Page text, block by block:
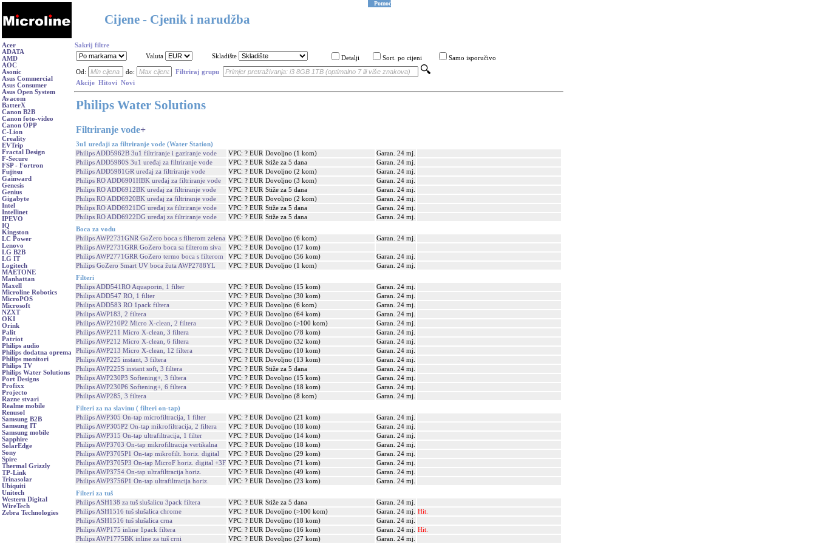
Cijene - Cjenik i narudžba
Pomoć
Acer
ADATA
AMD
AOC
Asonic
Asus Commercial
Asus Consumer
Asus Open System
Avacom
BatterX
Canon B2B
Canon foto-video
Canon OPP
C-Lion
Creality
EVTrip
Fractal Design
F-Secure
FSP - Fortron
Fujitsu
Gainward
Genesis
Genius
Gigabyte
Intel
Intellinet
IPEVO
IQ
Kingston
LC Power
Lenovo
LG B2B
LG IT
Logitech
MAETONE
Manhattan
Maxell
Microline Robotics
MicroPOS
Microsoft
NZXT
OKI
Orink
Palit
Patriot
Philips audio
Philips dodatna oprema
Philips monitori
Philips TV
Philips Water Solutions
Port Designs
Profixx
Projecto
Razne stvari
Realme mobile
Renusol
Samsung B2B
Samsung IT
Samsung mobile
Sapphire
SolarEdge
Sony
Spire
Thermal Grizzly
TP-Link
Trinasolar
Ubiquiti
Unitech
Western Digital
WireTech
Zebra Technologies
Sakrij filtre
Valuta
Skladište Detalji Sort. po cijeni Samo isporučivo
Od: do:
Filtriraj grupu
Akcije Hitovi Novi
Philips Water Solutions
Filtriranje vode+
3u1 uređaji za filtriranje vode (Water Station)
Philips ADD5962B 3u1 filtriranje i gaziranje vode
VPC: ? EUR Dovoljno (1 kom)
Garan. 24 mj.
Philips ADD5980S 3u1 uređaj za filtriranje vode
VPC: ? EUR Stiže za 5 dana
Garan. 24 mj.
Philips ADD5981GR uređaj za filtriranje vode
VPC: ? EUR Dovoljno (2 kom)
Garan. 24 mj.
Philips RO ADD6901HBK uređaj za filtriranje vode
VPC: ? EUR Dovoljno (3 kom)
Garan. 24 mj.
Philips RO ADD6912BK uređaj za filtriranje vode
VPC: ? EUR Stiže za 5 dana
Garan. 24 mj.
Philips RO ADD6920BK uređaj za filtriranje vode
VPC: ? EUR Dovoljno (2 kom)
Garan. 24 mj.
Philips RO ADD6921DG uređaj za filtriranje vode
VPC: ? EUR Stiže za 5 dana
Garan. 24 mj.
Philips RO ADD6922DG uređaj za filtriranje vode
VPC: ? EUR Stiže za 5 dana
Garan. 24 mj.
Boca za vodu
Philips AWP2731GNR GoZero boca s filterom zelena VPC: ? EUR Dovoljno (6 kom)
Garan. 24 mj.
Philips AWP2731GRR GoZero boca sa filterom siva
VPC: ? EUR Dovoljno (17 kom)
Philips AWP2771GRR GoZero termo boca s filterom
VPC: ? EUR Dovoljno (56 kom)
Garan. 24 mj.
Philips GoZero Smart UV boca žuta AWP2788YL
VPC: ? EUR Dovoljno (1 kom)
Garan. 24 mj.
Filteri
Philips ADD541RO Aquaporin, 1 filter
VPC: ? EUR Dovoljno (15 kom)
Garan. 24 mj.
Philips ADD547 RO, 1 filter
VPC: ? EUR Dovoljno (30 kom)
Garan. 24 mj.
Philips ADD583 RO 1pack filtera
VPC: ? EUR Dovoljno (6 kom)
Garan. 24 mj.
Philips AWP183, 2 filtera
VPC: ? EUR Dovoljno (64 kom)
Garan. 24 mj.
Philips AWP210P2 Micro X-clean, 2 filtera
VPC: ? EUR Dovoljno (>100 kom)
Garan. 24 mj.
Philips AWP211 Micro X-clean, 3 filtera
VPC: ? EUR Dovoljno (78 kom)
Garan. 24 mj.
Philips AWP212 Micro X-clean, 6 filtera
VPC: ? EUR Dovoljno (32 kom)
Garan. 24 mj.
Philips AWP213 Micro X-clean, 12 filtera
VPC: ? EUR Dovoljno (10 kom)
Garan. 24 mj.
Philips AWP225 instant, 3 filtera
VPC: ? EUR Dovoljno (13 kom)
Garan. 24 mj.
Philips AWP225S instant soft, 3 filtera
VPC: ? EUR Stiže za 5 dana
Garan. 24 mj.
Philips AWP230P3 Softening+, 3 filtera
VPC: ? EUR Dovoljno (15 kom)
Garan. 24 mj.
Philips AWP230P6 Softening+, 6 filtera
VPC: ? EUR Dovoljno (18 kom)
Garan. 24 mj.
Philips AWP285, 3 filtera
VPC: ? EUR Dovoljno (8 kom)
Garan. 24 mj.
Filteri za na slavinu ( filteri on-tap)
Philips AWP305 On-tap microfiltracija, 1 filter
VPC: ? EUR Dovoljno (21 kom)
Garan. 24 mj.
Philips AWP305P2 On-tap mikrofiltracija, 2 filtera
VPC: ? EUR Dovoljno (18 kom)
Garan. 24 mj.
Philips AWP315 On-tap ultrafiltracija, 1 filter
VPC: ? EUR Dovoljno (14 kom)
Garan. 24 mj.
Philips AWP3703 On-tap mikrofiltracija vertikalna
VPC: ? EUR Dovoljno (18 kom)
Garan. 24 mj.
Philips AWP3705P1 On-tap mikrofilt. horiz. digital
VPC: ? EUR Dovoljno (29 kom)
Garan. 24 mj.
Philips AWP3705P3 On-tap MicroF horiz. digital +3F VPC: ? EUR Dovoljno (71 kom)
Garan. 24 mj.
Philips AWP3754 On-tap ultrafiltracija horiz.
VPC: ? EUR Dovoljno (49 kom)
Garan. 24 mj.
Philips AWP3756P1 On-tap ultrafiltracija horiz.
VPC: ? EUR Dovoljno (23 kom)
Garan. 24 mj.
Filteri za tuš
Philips ASH138 za tuš slušalicu 3pack filtera
VPC: ? EUR Stiže za 5 dana
Garan. 24 mj.
Philips ASH1516 tuš slušalica chrome
VPC: ? EUR Dovoljno (>100 kom) Garan. 24 mj.
Hit.
Philips ASH1516 tuš slušalica crna
VPC: ? EUR Dovoljno (18 kom)
Garan. 24 mj.
Philips AWP175 inline 1pack filtera
VPC: ? EUR Dovoljno (16 kom) Garan. 24 mj.
Hit.
Philips AWP1775BK inline za tuš crni
VPC: ? EUR Dovoljno (27 kom)
Garan. 24 mj.